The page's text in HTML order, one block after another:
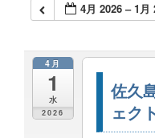
4月 2026 – 1月
4月
1
水
2026
佐久
ェク